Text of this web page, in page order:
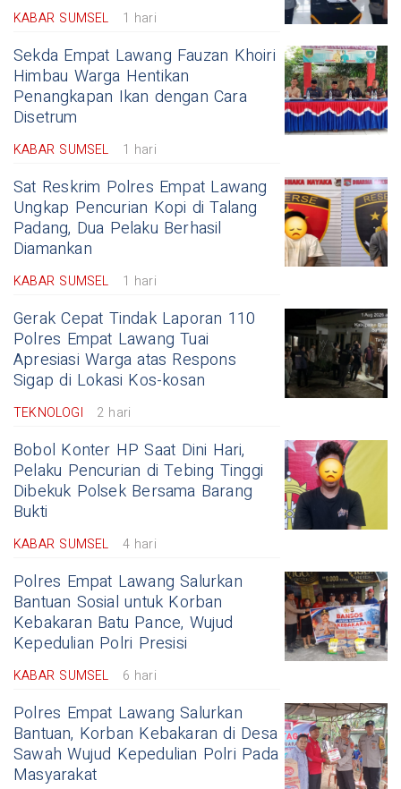
KABAR SUMSEL 1 hari
Sekda Empat Lawang Fauzan Khoiri
Himbau Warga Hentikan
Penangkapan Ikan dengan Cara
Disetrum
KABAR SUMSEL 1 hari
Sat Reskrim Polres Empat Lawang
Ungkap Pencurian Kopi di Talang
Padang, Dua Pelaku Berhasil
Diamankan
KABAR SUMSEL 1 hari
Gerak Cepat Tindak Laporan 110
Polres Empat Lawang Tuai
Apresiasi Warga atas Respons
Sigap di Lokasi Kos-kosan
TEKNOLOGI 2 hari
Bobol Konter HP Saat Dini Hari,
Pelaku Pencurian di Tebing Tinggi
Dibekuk Polsek Bersama Barang
Bukti
KABAR SUMSEL 4 hari
Polres Empat Lawang Salurkan
Bantuan Sosial untuk Korban
Kebakaran Batu Pance, Wujud
Kepedulian Polri Presisi
KABAR SUMSEL 6 hari
Polres Empat Lawang Salurkan
Bantuan, Korban Kebakaran di Desa
Sawah Wujud Kepedulian Polri Pada
Masyarakat